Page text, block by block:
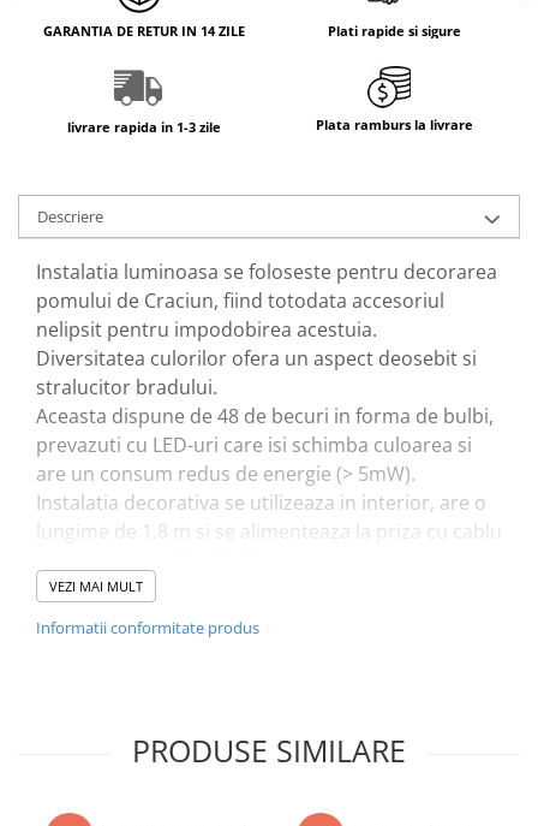
GARANTIA DE RETUR IN 14 ZILE Plati rapide si sigure
livrare rapida in 1-3 zile Plata ramburs la livrare
Descriere
Instalatia luminoasa se foloseste pentru decorarea
pomului de Craciun, fiind totodata accesoriul
nelipsit pentru impodobirea acestuia.
Diversitatea culorilor ofera un aspect deosebit si
stralucitor bradului.
Aceasta dispune de 48 de becuri in forma de bulbi,
prevazuti cu LED-uri care isi schimba culoarea si
are un consum redus de energie (> 5mW).
Instalatia decorativa se utilizeaza in interior, are o
lungime de 1.8 m si se alimenteaza la priza cu cablu
- instalatie decorativa pentru pomul de Craciun;
- putere maxima 5 mW;
inlocui/schimba);
VEZI MAI MULT
Informatii conformitate produs
PRODUSE SIMILARE